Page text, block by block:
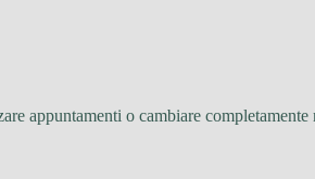
appuntamenti o cambiare